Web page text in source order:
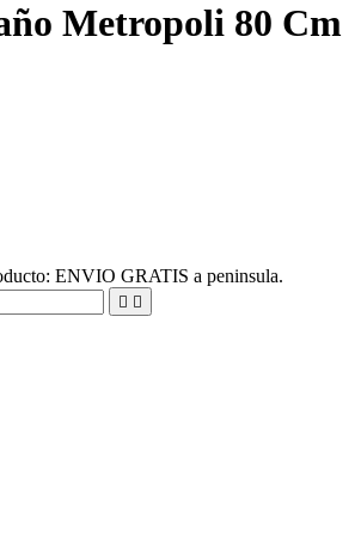
Metropoli 80 Cm
ENVIO GRATIS a peninsula.
 